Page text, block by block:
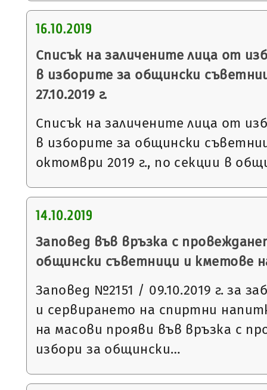
16.10.2019
Списък на заличените лица от
в изборите за общински
27.10.2019 г.
Списък на заличените лица от
в изборите за общински
октомври 2019 г., по секции в
14.10.2019
Заповед във връзка с
общински съветници и кметове на
Заповед №2151 / 09.10.2019 г. за
и сервирането на спиртни
на масови прояви във връзка с
избори за общински…